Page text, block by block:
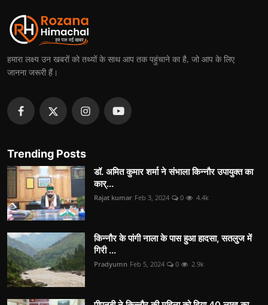
हमारा लक्ष्य उन खबरों को तथ्यों के साथ आप तक पहुंचाने का है, जो आप के लिए
जानना जरूरी हैं।
Trending Posts
डॉ. अमित कुमार शर्मा ने संभाला किन्नौर उपायुक्त का
कार्...
Rajat kumar Feb 3, 2024 0 4.4k
किन्नौर के पांगी नाला के पास हुआ हादसा, सतलुज में
गिरी ...
Pradyumn Feb 5, 2024 0 2.9k